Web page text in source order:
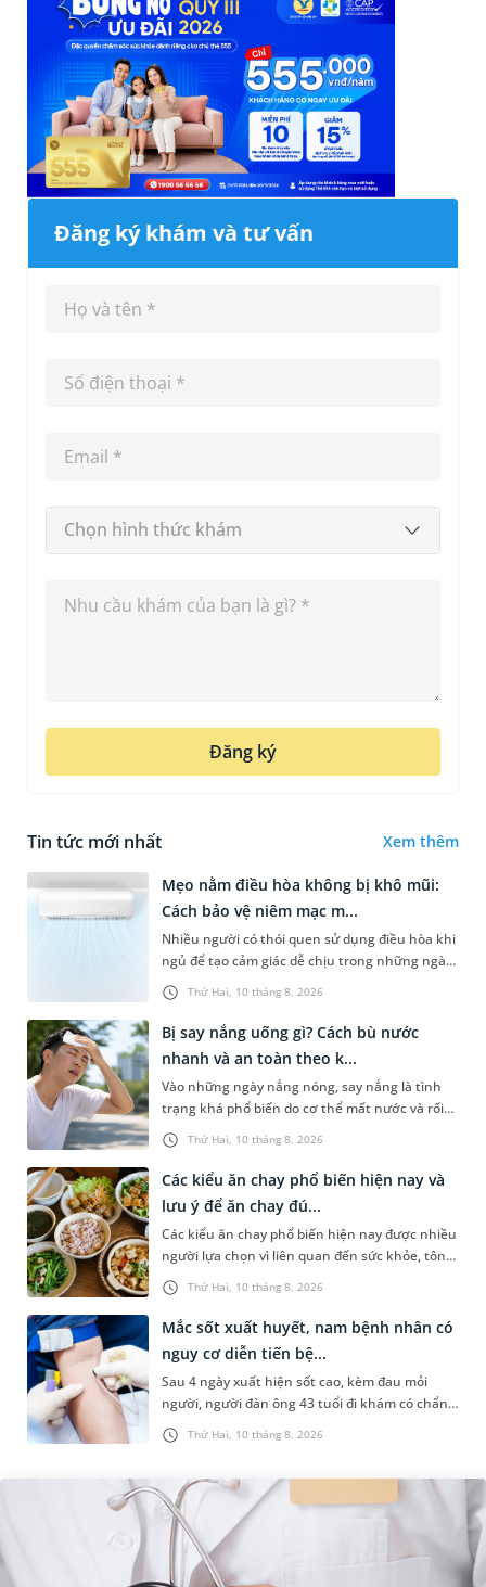
Đăng ký khám và tư vấn
Chọn hình thức khám
Đăng ký
Tin tức mới nhất Xem thêm
Thứ Hai, 10 tháng 8, 2026
Mẹo nằm điều hòa không bị khô mũi:
Cách bảo vệ niêm mạc m...
Nhiều người có thói quen sử dụng điều hòa khi
ngủ để tạo cảm giác dễ chịu trong những ngày
nóng bức. Tuy nhiên, không ít trường hợp lại
gặp tình trạng khô mũ...
Thứ Hai, 10 tháng 8, 2026
Bị say nắng uống gì? Cách bù nước
nhanh và an toàn theo k...
Vào những ngày nắng nóng, say nắng là tình
trạng khá phổ biến do cơ thể mất nước và rối
loạn điều hòa thân nhiệt, thường gặp ở người
hoạt động ngoài trời. Nh...
Thứ Hai, 10 tháng 8, 2026
Các kiểu ăn chay phổ biến hiện nay và
lưu ý để ăn chay đú...
Các kiểu ăn chay phổ biến hiện nay được nhiều
người lựa chọn vì liên quan đến sức khỏe, tôn
giáo hoặc lối sống lành mạnh. Tuy nhiên,
không phải ai cũng hiểu...
Thứ Hai, 10 tháng 8, 2026
Mắc sốt xuất huyết, nam bệnh nhân có
nguy cơ diễn tiến bệ...
Sau 4 ngày xuất hiện sốt cao, kèm đau mỏi
người, người đàn ông 43 tuổi đi khám có chẩn
đoán sốt xuất huyết Dengue và phải nhập viện
điều trị ngay để tránh bi...